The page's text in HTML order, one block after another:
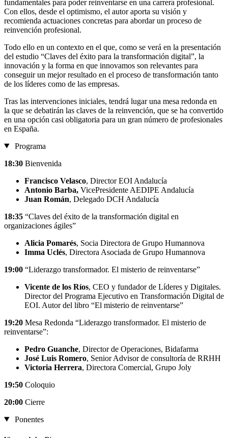
fundamentales para poder reinventarse en una carrera profesional.
Con ellos, desde el optimismo, el autor aporta su visión y
recomienda actuaciones concretas para abordar un proceso de
reinvención profesional.
Todo ello en un contexto en el que, como se verá en la presentación
del estudio “Claves del éxito para la transformación digital”, la
innovación y la forma en que innovamos son relevantes para
conseguir un mejor resultado en el proceso de transformación tanto
de los líderes como de las empresas.
Tras las intervenciones iniciales, tendrá lugar una mesa redonda en
la que se debatirán las claves de la reinvención, que se ha convertido
en una opción casi obligatoria para un gran número de profesionales
en España.
Programa
18:30 Bienvenida
Francisco Velasco, Director EOI Andalucía
Antonio Barba, VicePresidente AEDIPE Andalucía
Juan Román, Delegado DCH Andalucía
18:35 “Claves del éxito de la transformación digital en
organizaciones ágiles”
Alicia Pomarés, Socia Directora de Grupo Humannova
Imma Uclés, Directora Asociada de Grupo Humannova
19:00 “Liderazgo transformador. El misterio de reinventarse”
Vicente de los Ríos, CEO y fundador de Líderes y Digitales.
Director del Programa Ejecutivo en Transformación Digital de
EOI. Autor del libro “El misterio de reinventarse”
19:20 Mesa Redonda “Liderazgo transformador. El misterio de
reinventarse”:
Pedro Guanche, Director de Operaciones, Bidafarma
José Luis Romero, Senior Advisor de consultoría de RRHH
Victoria Herrera, Directora Comercial, Grupo Joly
19:50 Coloquio
20:00 Cierre
Ponentes